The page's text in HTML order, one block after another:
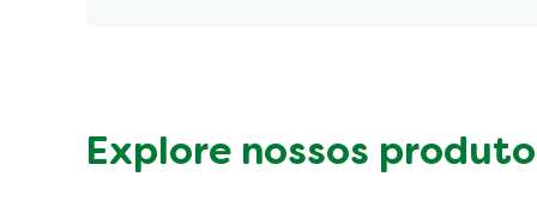
Explore nossos